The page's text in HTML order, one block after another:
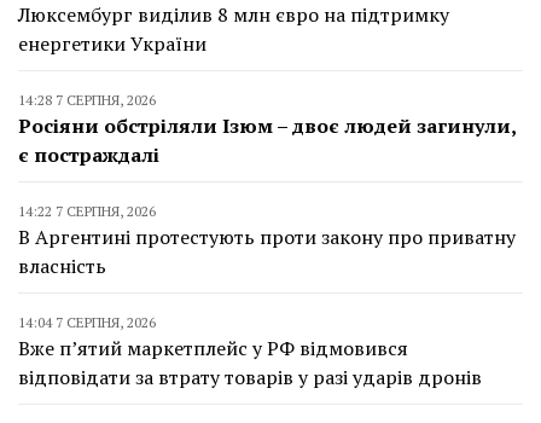
Люксембург виділив 8 млн євро на підтримку
енергетики України
14:28 7 СЕРПНЯ, 2026
Росіяни обстріляли Ізюм – двоє людей загинули,
є постраждалі
14:22 7 СЕРПНЯ, 2026
В Аргентині протестують проти закону про приватну
власність
14:04 7 СЕРПНЯ, 2026
Вже п’ятий маркетплейс у РФ відмовився
відповідати за втрату товарів у разі ударів дронів